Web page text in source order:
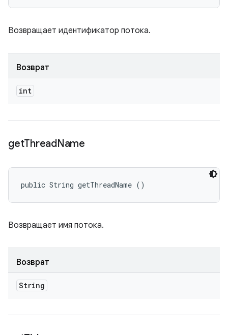
Возвращает идентификатор потока.
Возврат
int
getThreadName
public String getThreadName ()
Возвращает имя потока.
Возврат
String